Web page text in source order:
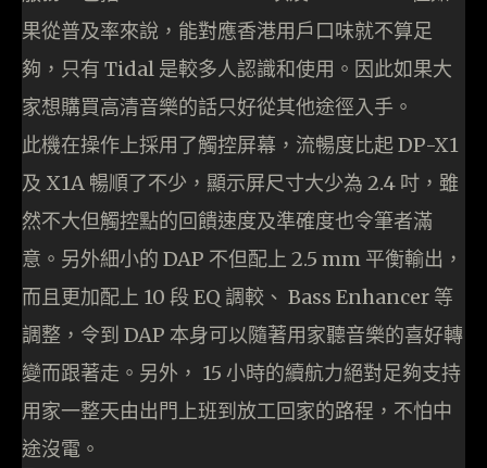
果從普及率來說，能對應香港用戶口味就不算足
夠，只有 Tidal 是較多人認識和使用。因此如果大
家想購買高清音樂的話只好從其他途徑入手。
此機在操作上採用了觸控屏幕，流暢度比起 DP-X1
及 X1A 暢順了不少，顯示屏尺寸大少為 2.4 吋，雖
然不大但觸控點的回饋速度及準確度也令筆者滿
意。另外細小的 DAP 不但配上 2.5 mm 平衡輸出，
而且更加配上 10 段 EQ 調較、 Bass Enhancer 等
調整，令到 DAP 本身可以隨著用家聽音樂的喜好轉
變而跟著走。另外， 15 小時的續航力絕對足夠支持
用家一整天由出門上班到放工回家的路程，不怕中
途沒電。